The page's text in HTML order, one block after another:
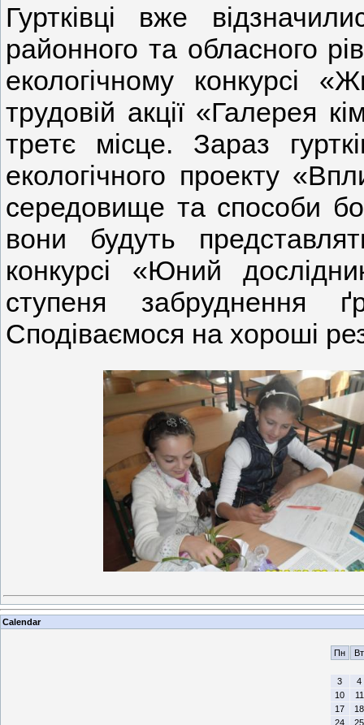
Гуртківці вже
районного та обласного
екологічному конкурсі
трудовій акції «Галерея
третє місце. Зараз
екологічного проекту
середовище та способи
вони будуть
конкурсі «Юний
ступеня забруднення
Сподіваємося на хороші
Calendar
Пн Вт
3
4
10
11
17
18
24
25